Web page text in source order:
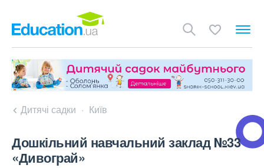
Дитячі садки Київ
Дошкільний навчальний заклад №33
«Дивограй»